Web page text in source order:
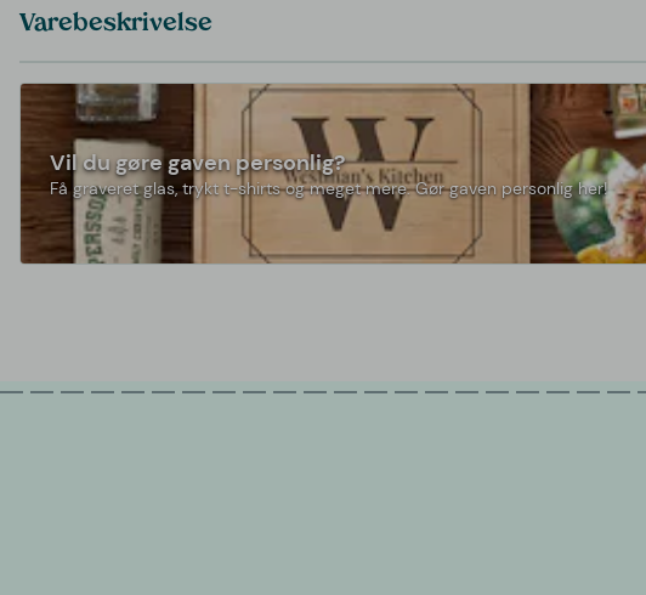
Varebeskrivelse
Vil du gøre gaven personlig?
Få graveret glas, trykt t-shirts og meget mere. Gør gaven personlig her!